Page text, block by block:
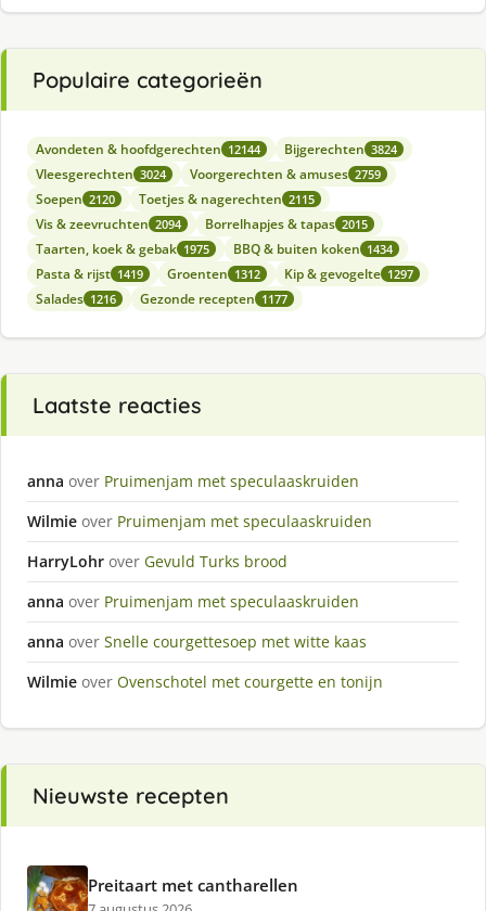
Populaire categorieën
Avondeten & hoofdgerechten 12144 Bijgerechten 3824
Vleesgerechten 3024 Voorgerechten & amuses 2759
Soepen 2120 Toetjes & nagerechten 2115
Vis & zeevruchten 2094 Borrelhapjes & tapas 2015
Taarten, koek & gebak 1975 BBQ & buiten koken 1434
Pasta & rijst 1419 Groenten 1312 Kip & gevogelte 1297
Salades 1216 Gezonde recepten 1177
Laatste reacties
anna over Pruimenjam met speculaaskruiden
Wilmie over Pruimenjam met speculaaskruiden
HarryLohr over Gevuld Turks brood
anna over Pruimenjam met speculaaskruiden
anna over Snelle courgettesoep met witte kaas
Wilmie over Ovenschotel met courgette en tonijn
Nieuwste recepten
Preitaart met cantharellen